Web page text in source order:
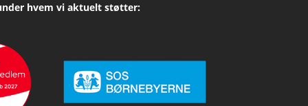
hvem vi aktuelt støtter: